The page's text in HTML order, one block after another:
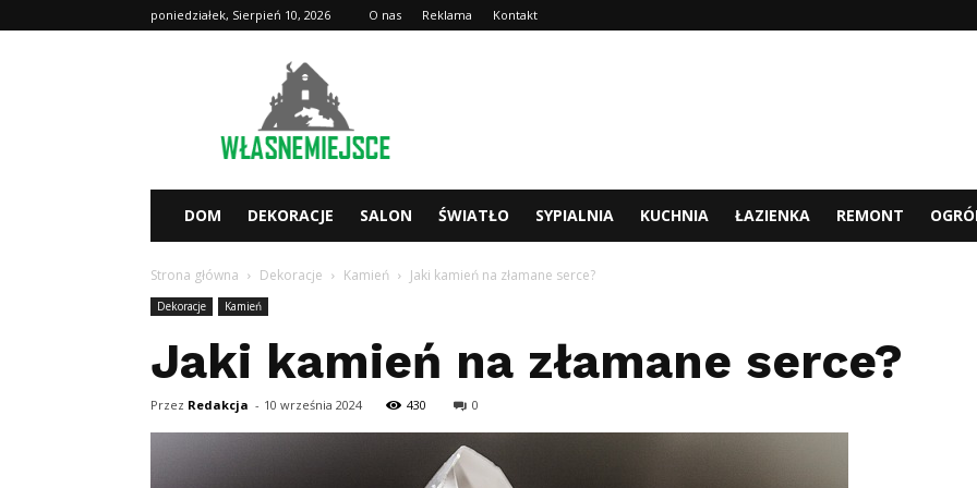
poniedziałek, Sierpień 10, 2026 O nas Reklama Kontakt
WlasneMiejsce.pl
DOM DEKORACJE SALON ŚWIATŁO SYPIALNIA KUCHNIA ŁAZIENKA REMONT
Strona główna Dekoracje Kamień Jaki kamień na złamane serce?
Dekoracje Kamień
Jaki kamień na złamane serce?
Przez Redakcja - 10 września 2024 430 0